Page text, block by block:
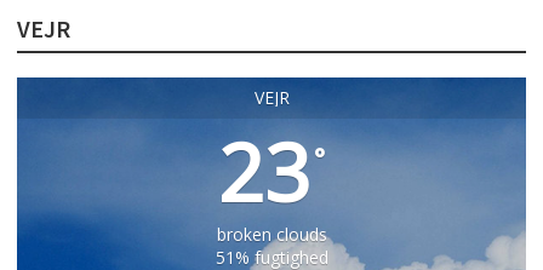
VEJR
VEJR
23°
broken clouds
51% fugtighed